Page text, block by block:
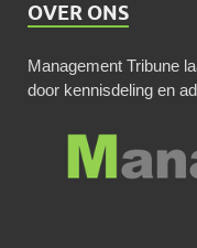
OVER ONS
Management Tribune
door kennisdeling en